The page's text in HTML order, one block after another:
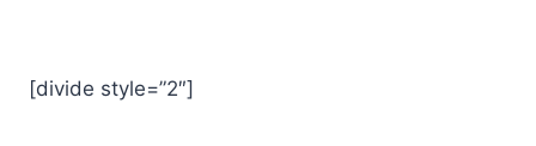
[divide style=”2″]